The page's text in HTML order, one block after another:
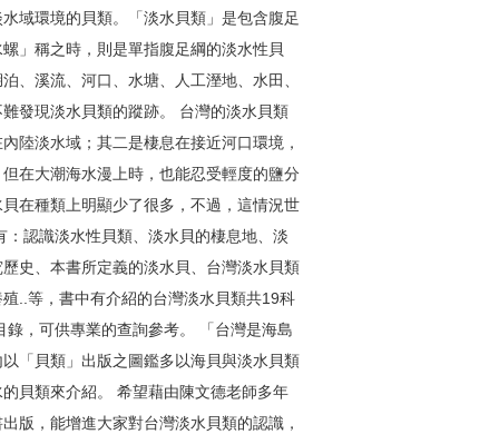
域環境的貝類。「淡水貝類」是包含腹足
」稱之時，則是單指腹足綱的淡水性貝
、溪流、河口、水塘、人工溼地、水田、
發現淡水貝類的蹤跡。 台灣的淡水貝類
陸淡水域；其二是棲息在接近河口環境，
在大潮海水漫上時，也能忍受輕度的鹽分
在種類上明顯少了很多，不過，這情況世
認識淡水性貝類、淡水貝的棲息地、淡
史、本書所定義的淡水貝、台灣淡水貝類
..等，書中有介紹的台灣淡水貝類共19科
，可供專業的查詢參考。 「台灣是海島
「貝類」出版之圖鑑多以海貝與淡水貝類
貝類來介紹。 希望藉由陳文德老師多年
版，能增進大家對台灣淡水貝類的認識，